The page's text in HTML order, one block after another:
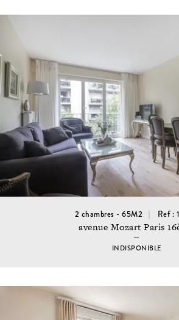
2 chambres - 65M2 Ref :
avenue Mozart Paris
INDISPONIBLE